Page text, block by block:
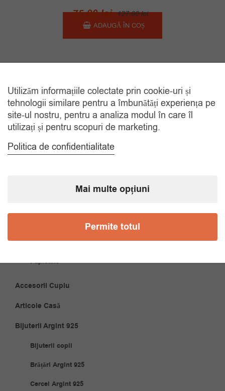
127.00lei
Prețul
inițial
a
75.00leiPrețul
curent
este:
ADAUGĂ ÎN COȘ
Arata
CATEGORII
Cravate
Papioane
Accesorii Cuplu
Articole Casă
Bijuterii Argint 925
Bijuterii copii
Brățări Argint 925
Cercei Argint 925
Utilizăm informațiile colectate prin cookie-uri și
tehnologii similare pentru a îmbunătăți experiența pe
site-ul nostru, pentru a analiza modul în care îl
utilizați și pentru scopuri de marketing.
Politica de confidentialitate
Mai multe opțiuni
Permite totul